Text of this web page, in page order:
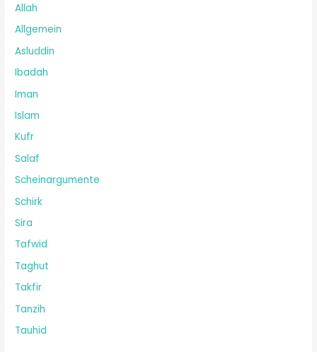
Allah
Allgemein
Asluddin
Ibadah
Iman
Islam
Kufr
Salaf
Scheinargumente
Schirk
Sira
Tafwid
Taghut
Takfir
Tanzih
Tauhid